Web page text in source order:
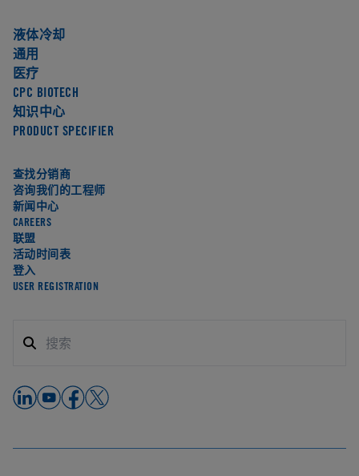
液体冷却
通用
医疗
CPC BIOTECH
知识中心
PRODUCT SPECIFIER
查找分销商
咨询我们的工程师
新闻中心
CAREERS
联盟
活动时间表
登入
USER REGISTRATION